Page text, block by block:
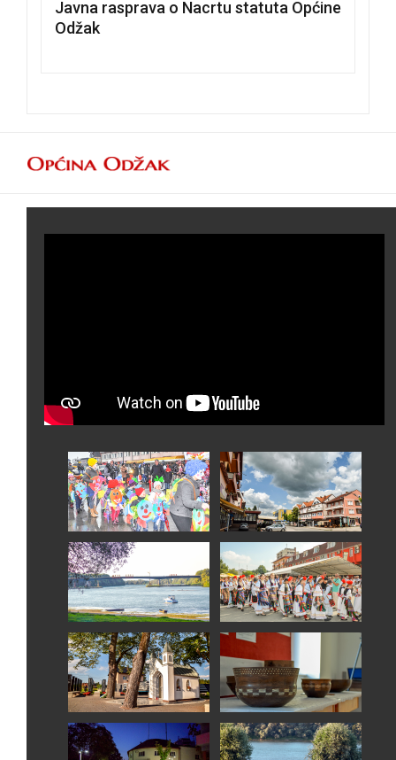
Javna rasprava o Nacrtu statuta Općine
Odžak